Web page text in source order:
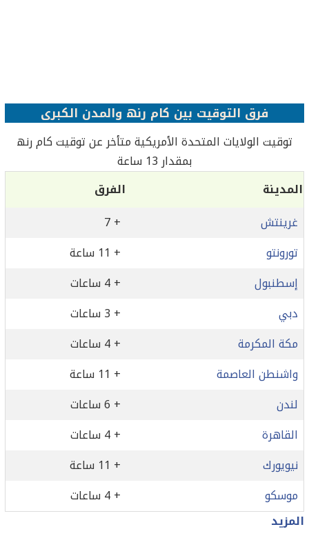
فرق التوقيت بين کام رنھ والمدن الكبرى
توقيت الولايات المتحدة الأمريكية متأخر عن توقيت کام رنھ
بمقدار 13 ساعة
المدينة
الفرق
غرينتش
+ 7
تورونتو
+ 11 ساعة
إسطنبول
+ 4 ساعات
دبي
+ 3 ساعات
مكة المكرمة
+ 4 ساعات
واشنطن العاصمة
+ 11 ساعة
لندن
+ 6 ساعات
القاهرة
+ 4 ساعات
نيويورك
+ 11 ساعة
موسكو
+ 4 ساعات
المزيد